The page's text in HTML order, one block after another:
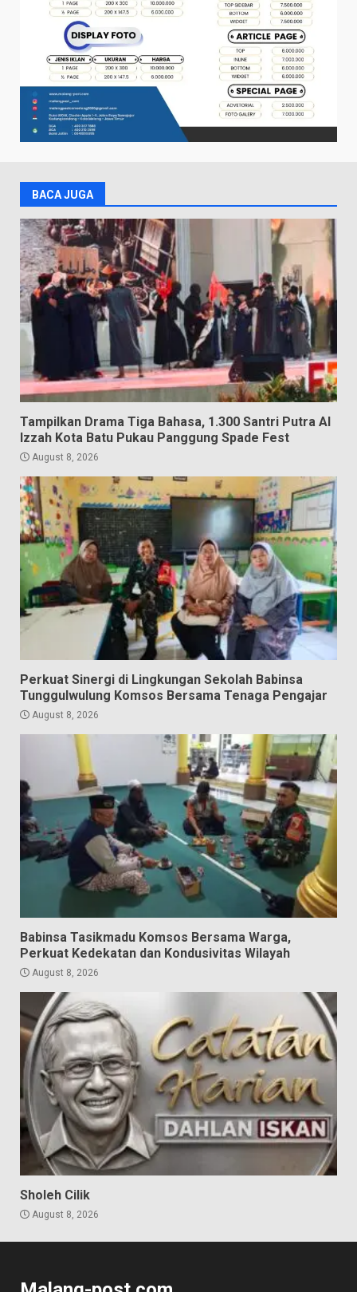
BACA JUGA
Tampilkan Drama Tiga Bahasa, 1.300 Santri Putra Al
Izzah Kota Batu Pukau Panggung Spade Fest
August 8, 2026
Perkuat Sinergi di Lingkungan Sekolah Babinsa
Tunggulwulung Komsos Bersama Tenaga Pengajar
August 8, 2026
Babinsa Tasikmadu Komsos Bersama Warga,
Perkuat Kedekatan dan Kondusivitas Wilayah
August 8, 2026
Sholeh Cilik
August 8, 2026